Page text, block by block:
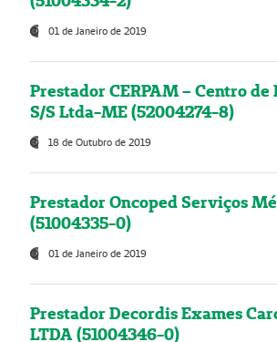
01 de Janeiro de 2019
Prestador CERPAM – Centro de
S/S Ltda-ME (52004274-8)
18 de Outubro de 2019
Prestador Oncoped Serviços
(51004335-0)
01 de Janeiro de 2019
Prestador Decordis Exames
LTDA (51004346-0)